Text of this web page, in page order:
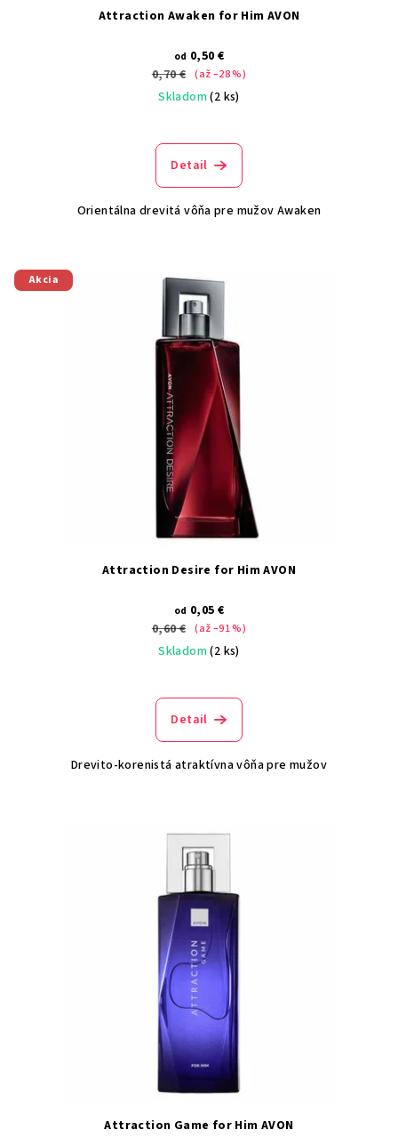
Attraction Awaken for Him AVON
od 0,50 €
0,70 € (až –28 %)
Skladom(2 ks)
Detail
Orientálna drevitá vôňa pre mužov Awaken
Akcia
Attraction Desire for Him AVON
od 0,05 €
0,60 € (až –91 %)
Skladom(2 ks)
Detail
Drevito-korenistá atraktívna vôňa pre mužov
Attraction Game for Him AVON